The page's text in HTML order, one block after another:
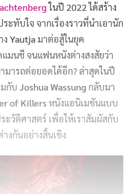
ในปี 2022 ได้สร้าง
ะทับใจ จากเรื่องราวที่นำเอานัก
ง Yautjaมาต่อสู้ในยุค
แมนชี จนแฟนหนังต่างสงสัยว่า
มารถต่อยอดได้อีก? ล่าสุดในปี
กับ Joshua Wassung กลับมา
of Killers หนังแอนิเมชันแบบ
ะวัติศาสตร์ เพื่อให้เราสัมผัสกับ
งกันอย่างสิ้นเชิง